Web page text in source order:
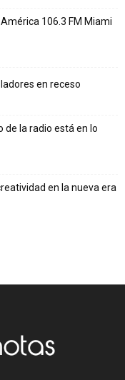
106.3 FM Miami
en receso
la radio está en lo
en la nueva era